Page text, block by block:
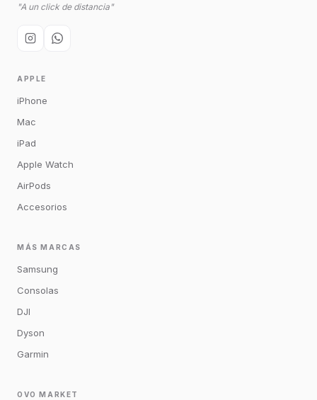
"A un click de distancia"
APPLE
iPhone
Mac
iPad
Apple Watch
AirPods
Accesorios
MÁS MARCAS
Samsung
Consolas
DJI
Dyson
Garmin
OVO MARKET